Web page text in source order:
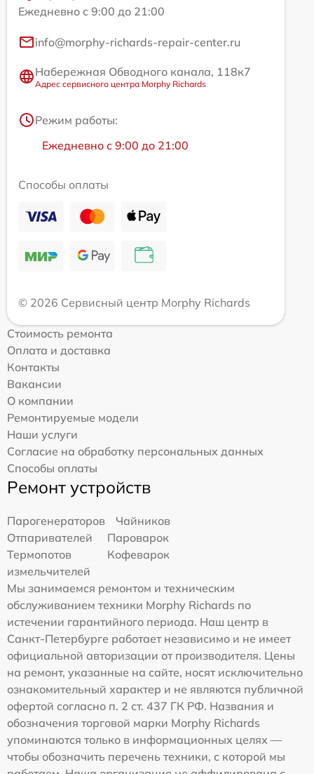
Ежедневно с 9:00 до 21:00
info@morphy-richards-repair-center.ru
Набережная Обводного канала, 118к7
Адрес сервисного центра Morphy Richards
Режим работы:
Ежедневно с 9:00 до 21:00
Способы оплаты
© 2026 Сервисный центр Morphy Richards
Стоимость ремонта
Оплата и доставка
Контакты
Вакансии
О компании
Ремонтируемые модели
Наши услуги
Согласие на обработку персональных данных
Способы оплаты
Ремонт устройств
Парогенераторов
Чайников
Отпаривателей
Пароварок
Термопотов
Кофеварок
измельчителей
Мы занимаемся ремонтом и техническим
обслуживанием техники Morphy Richards по
истечении гарантийного периода. Наш центр в
Санкт-Петербурге работает независимо и не имеет
официальной авторизации от производителя. Цены
на ремонт, указанные на сайте, носят исключительно
ознакомительный характер и не являются публичной
офертой согласно п. 2 ст. 437 ГК РФ. Названия и
обозначения торговой марки Morphy Richards
упоминаются только в информационных целях —
чтобы обозначить перечень техники, с которой мы